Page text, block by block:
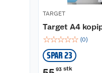
TARGET
Target A4
☆☆☆☆☆ (0)
SPAR 23
93 stk